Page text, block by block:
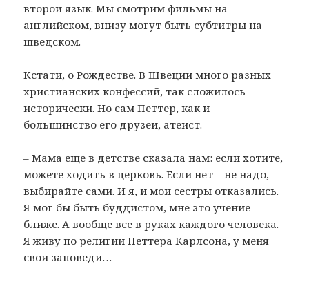
второй язык. Мы смотрим фильмы на
английском, внизу могут быть субтитры на
шведском.
Кстати, о Рождестве. В Швеции много разных
христианских конфессий, так сложилось
исторически. Но сам Петтер, как и
большинство его друзей, атеист.
– Мама еще в детстве сказала нам: если хотите,
можете ходить в церковь. Если нет – не надо,
выбирайте сами. И я, и мои сестры отказались.
Я мог бы быть буддистом, мне это учение
ближе. А вообще все в руках каждого человека.
Я живу по религии Петтера Карлсона, у меня
свои заповеди…